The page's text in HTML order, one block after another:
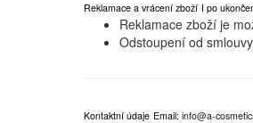
Reklamace a vrácení zboží I po
Reklamace zboží je
Odstoupení od
Kontaktní údaje Email: info@a-